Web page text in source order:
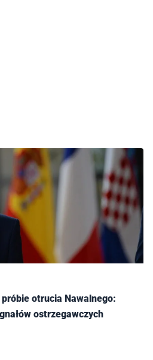
otrucia Nawalnego:
ostrzegawczych